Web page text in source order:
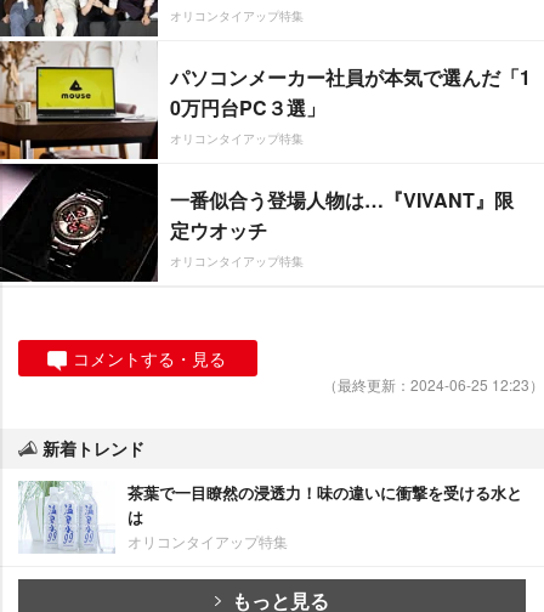
オリコンタイアップ特集
パソコンメーカー社員が本気で選んだ「1
0万円台PC３選」
オリコンタイアップ特集
一番似合う登場人物は…『VIVANT』限
定ウオッチ
オリコンタイアップ特集
コメントする・見る
（最終更新：2024-06-25 12:23）
新着トレンド
茶葉で一目瞭然の浸透力！味の違いに衝撃を受ける水と
は
オリコンタイアップ特集
もっと見る